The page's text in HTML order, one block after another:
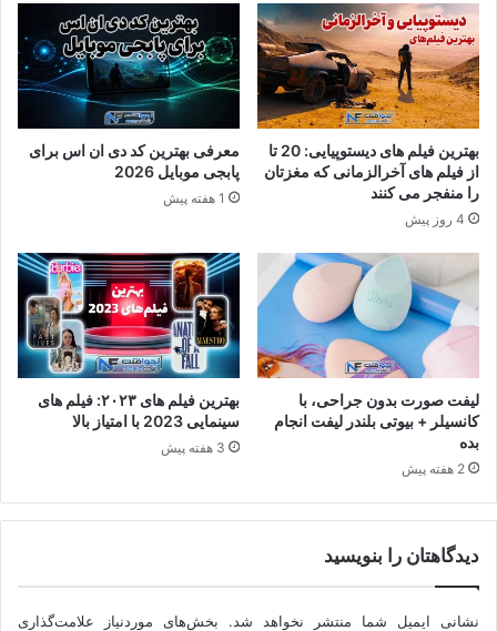
بهترین فیلم های دیستوپیایی: 20 تا
از فیلم های آخرالزمانی که مغزتان
را منفجر می کنند
4 روز پیش
معرفی بهترین کد دی ان اس برای
پابجی موبایل 2026
1 هفته پیش
لیفت صورت بدون جراحی، با
کانسیلر + بیوتی بلندر لیفت انجام
بده
2 هفته پیش
بهترین فیلم های ۲۰۲۳: فیلم های
سینمایی 2023 با امتیاز بالا
3 هفته پیش
دیدگاهتان را بنویسید
نشانی ایمیل شما منتشر نخواهد شد.
بخش‌های موردنیاز علامت‌گذاری